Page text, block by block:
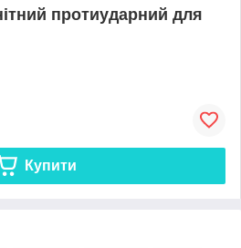
протиударний для
Купити